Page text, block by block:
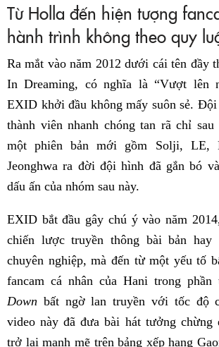
Từ Holla đến hiện tượng
hành trình không theo quy
Ra mắt vào năm 2012 dưới cái tên đầy
In Dreaming, có nghĩa là “Vượt lên
EXID khởi đầu không mấy suôn sẻ. Đội
thành viên nhanh chóng tan rã chỉ
một phiên bản mới gồm Solji, LE,
Jeonghwa ra đời đội hình đã gắn bó
dấu ấn của nhóm sau này.
EXID bắt đầu gây chú ý vào năm
chiến lược truyền thông bài bản
chuyên nghiệp, mà đến từ một yếu tố
fancam cá nhân của Hani trong phần
Down bất ngờ lan truyền với tốc độ
video này đã đưa bài hát tưởng chừng
trở lại mạnh mẽ trên bảng xếp hạng